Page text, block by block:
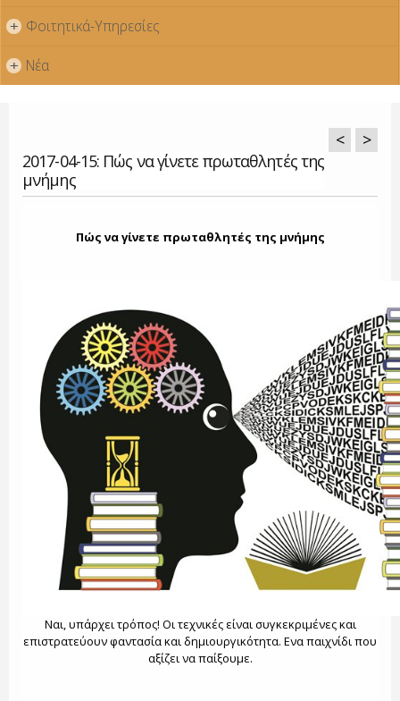
+ Φοιτητικά-Υπηρεσίες
+ Νέα
2017-04-15: Πώς να γίνετε πρωταθλητές της
μνήμης
< >
Πώς να γίνετε πρωταθλητές της μνήμης
Ναι, υπάρχει τρόπος! Οι τεχνικές είναι συγκεκριμένες και
επιστρατεύουν φαντασία και δημιουργικότητα. Ενα παιχνίδι που
αξίζει να παίξουμε.